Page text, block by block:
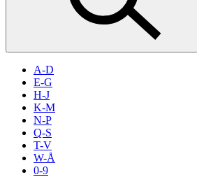
Aktiviteter
Inspirasjon
Søk
A-D
E-G
H-J
K-M
N-P
Q-S
T-V
W-Å
0-9